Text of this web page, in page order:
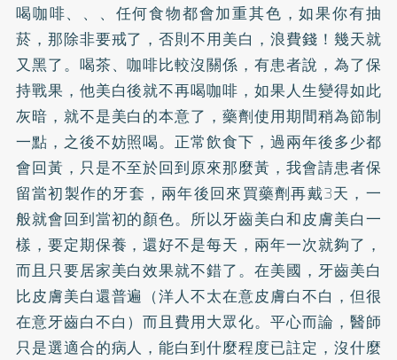
喝咖啡、、、任何食物都會加重其色，如果你有抽
菸，那除非要戒了，否則不用美白，浪費錢！幾天就
又黑了。喝茶、咖啡比較沒關係，有患者說，為了保
持戰果，他美白後就不再喝咖啡，如果人生變得如此
灰暗，就不是美白的本意了，藥劑使用期間稍為節制
一點，之後不妨照喝。正常飲食下，過兩年後多少都
會回黃，只是不至於回到原來那麼黃，我會請患者保
留當初製作的牙套，兩年後回來買藥劑再戴3天，一
般就會回到當初的顏色。所以牙齒美白和皮膚美白一
樣，要定期保養，還好不是每天，兩年一次就夠了，
而且只要居家美白效果就不錯了。在美國，牙齒美白
比皮膚美白還普遍（洋人不太在意皮膚白不白，但很
在意牙齒白不白）而且費用大眾化。平心而論，醫師
只是選適合的病人，能白到什麼程度已註定，沒什麼